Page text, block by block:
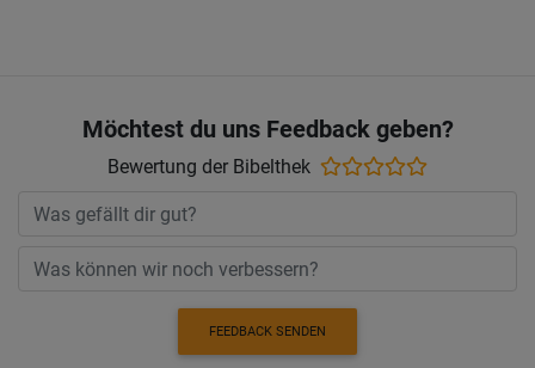
Möchtest du uns Feedback geben?
Bewertung der Bibelthek
FEEDBACK SENDEN